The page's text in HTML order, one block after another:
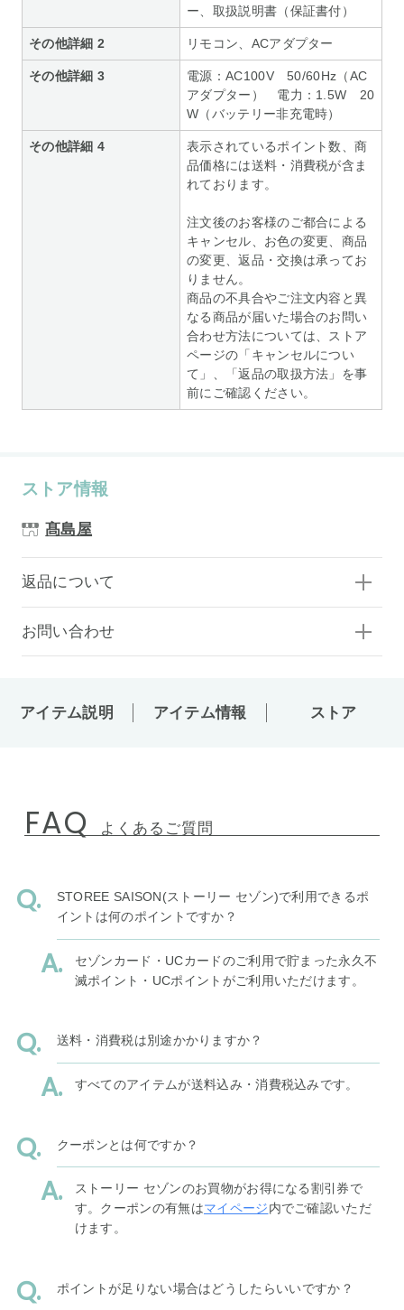
ー、取扱説明書（保証書付）
その他詳細 2 リモコン、ACアダプター
その他詳細 3
電源：AC100V 50/60Hz（AC
アダプター） 電力：1.5W 20
W（バッテリー非充電時）
その他詳細 4
表示されているポイント数、商
品価格には送料・消費税が含ま
れております。
注文後のお客様のご都合による
キャンセル、お色の変更、商品
の変更、返品・交換は承ってお
りません。
商品の不具合やご注文内容と異
なる商品が届いた場合のお問い
合わせ方法については、ストア
ページの「キャンセルについ
て」、「返品の取扱方法」を事
前にご確認ください。
ストア情報
髙島屋
返品について
お問い合わせ
アイテム説明 アイテム情報 ストア
FAQ よくあるご質問
STOREE SAISON(ストーリー セゾン)で利用できるポ
イントは何のポイントですか？
セゾンカード・UCカードのご利用で貯まった永久不
滅ポイント・UCポイントがご利用いただけます。
送料・消費税は別途かかりますか？
すべてのアイテムが送料込み・消費税込みです。
クーポンとは何ですか？
ストーリー セゾンのお買物がお得になる割引券で
す。クーポンの有無はマイページ内でご確認いただ
けます。
ポイントが足りない場合はどうしたらいいですか？